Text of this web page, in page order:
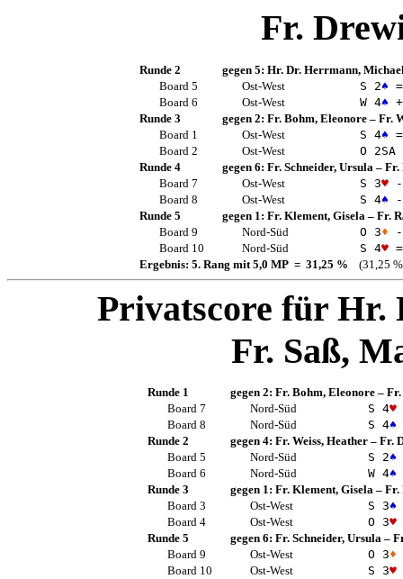
Fr.
Runde 2 gegen 5: Hr. Dr. Herrmann,
Board 5
Ost-West S 2♠ =
Board 6
Ost-West W 4♠
Runde 3
gegen 2: Fr. Bohm, Eleonore– Fr.
Board 1
Ost-West S 4♠ =
Board 2
Ost-West O 2SA
Runde 4
gegen 6: Fr. Schneider, Ursula – Fr.
Board 7
Ost-West S 3♥-
Board 8
Ost-West S 4♠ -
Runde 5
gegen 1: Fr. Klement, Gisela – Fr.
Board 9
Nord-Süd O 3♦ -
Board 10
Nord-Süd S 4♥=
Ergebnis: 5. Rang mit 5,0 MP = 31,25 % (31,25
Privatscore für Hr.
Fr. Saß,
Runde 1 gegen 2: Fr. Bohm, Eleonore– Fr.
Board 7
Nord-Süd S 4♥
Board 8
Nord-Süd S 4♠
Runde 2
gegen 4: Fr. Weiss, Heather– Fr.
Board 5
Nord-Süd S 2♠
Board 6
Nord-Süd W 4♠
Runde 3
gegen 1: Fr. Klement, Gisela– Fr.
Board 3
Ost-West S 3♠
Board 4
Ost-West O 3♥
Runde 5
gegen 6: Fr. Schneider, Ursula–
Board 9
Ost-West O 3♦
Board 10
Ost-West S 3♥